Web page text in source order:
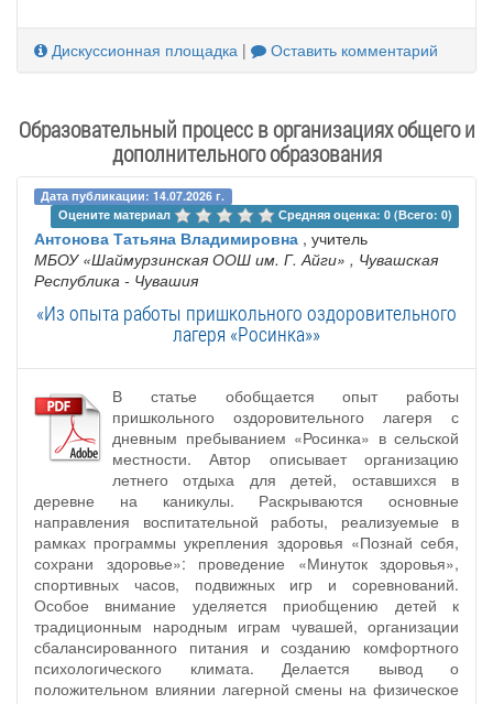
Дискуссионная площадка | Оставить комментарий
Образовательный процесс в организациях общего и
дополнительного образования
Дата публикации: 14.07.2026 г.
Оцените материал
Средняя оценка: 0 (Всего: 0)
Антонова Татьяна Владимировна , учитель
МБОУ «Шаймурзинская ООШ им. Г. Айги» , Чувашская
Республика - Чувашия
«Из опыта работы пришкольного оздоровительного
лагеря «Росинка»»
В статье обобщается опыт работы
пришкольного оздоровительного лагеря с
дневным пребыванием «Росинка» в сельской
местности. Автор описывает организацию
летнего отдыха для детей, оставшихся в
деревне на каникулы. Раскрываются основные
направления воспитательной работы, реализуемые в
рамках программы укрепления здоровья «Познай себя,
сохрани здоровье»: проведение «Минуток здоровья»,
спортивных часов, подвижных игр и соревнований.
Особое внимание уделяется приобщению детей к
традиционным народным играм чувашей, организации
сбалансированного питания и созданию комфортного
психологического климата. Делается вывод о
положительном влиянии лагерной смены на физическое